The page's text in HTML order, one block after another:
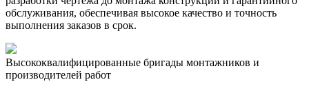
обслуживания, обеспечивая высокое качество и точность
выполнения заказов в срок.
Высококвалифицированные бригады монтажников и
производителей работ